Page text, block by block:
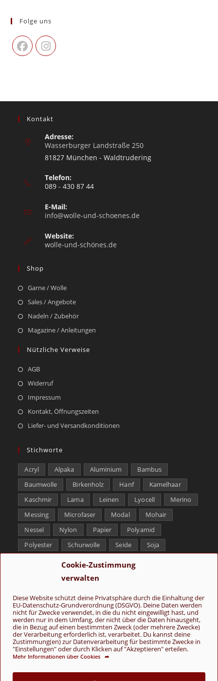
Cookie-Zustimmung
verwalten
Diese Website schützt deine Privatsphäre durch die Einhaltung der
EU-Datenschutz-Grundverordnung (DSGVO). Deine Daten werden
nicht für Zwecke verwendet, in die du nicht eingewilligt hast, und
werden nur in dem Umfang, der nicht über die Daten hinausgeht,
die in Bezug auf einen bestimmten Zweck (oder mehrere Zwecke)
der Verarbeitung erforderlich ist, verarbeitet. Du kannst deine
Zustimmung(en) zur Datenverarbeitung für bestimmte Zwecke in
"Einstellungen" oder durch Klicken auf "Akzeptieren" erteilen.
Mehr Informationen über Cookies ➦
Folge uns
Kontakt
Adresse:
Wasserburger Landstraße 250
81827 München - Waldtrudering
Telefon:
089 - 430 87 44
E-Mail:
info@wolle-und-schoenes.de
Website:
wolle-und-schönes.de
Shop
Garne / Wolle
Sales / Angebote
Nadeln / Zubehör
Magazine / Anleitungen
Nützliche Verweise
AGB
Widerruf
Impressum
Kontakt, Öffnungszeiten
Liefer- und Versandkonditionen
Stichworte
Acryl Alpaka Aluminium
Bambus
Baumwolle
Birkenholz Hanf
Kamelhaar
Kaschmir
Lama Leinen Lyocell
Merino
Messing
Microfaser Modal
Mohair
Nessel
Nylon Papier
Polyamid
Polyester
Schurwolle Seide
Soja
Tencel
Yak
Folge uns